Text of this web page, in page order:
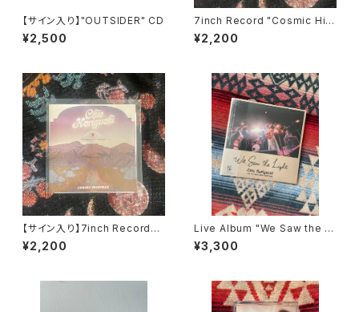
【サイン入り】"OUTSIDER" CD
¥2,500
7inch Record "Cosmic Hig
hway"
¥2,200
【サイン入り】7inch Record
“Cosmic Highway"
¥2,200
Live Album "We Saw the Li
ght"
¥3,300